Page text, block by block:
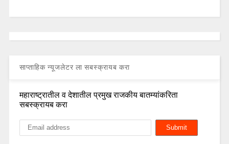
साप्ताहिक न्यूजलेटर ला सबस्क्रायब करा
महाराष्ट्रातील व देशातील प्रमुख राजकीय बातम्यांकरिता
सबस्क्रायब करा